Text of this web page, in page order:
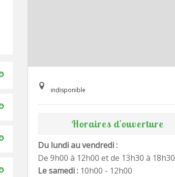
indisponible
Horaires d'ouverture
Du lundi au vendredi :
De 9h00 à 12h00 et de 13h30 à 18h30
Le samedi : 10h00 - 12h00